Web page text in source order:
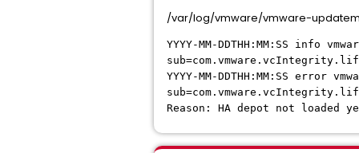
/var/log/vmware/vmware-
YYYY-MM-DDTHH:MM:SS info
YYYY-MM-DDTHH:MM:SS error
Reason: HA depot not loaded